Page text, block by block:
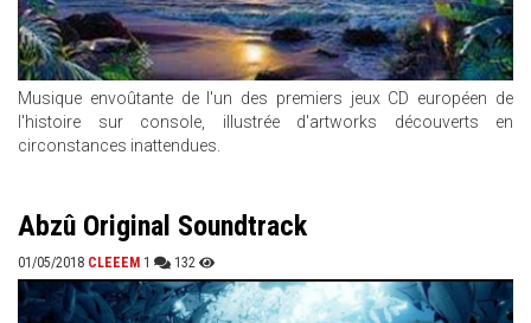
Musique envoûtante de l'un des premiers jeux CD européen de
l'histoire sur console, illustrée d'artworks découverts en
circonstances inattendues.
Abzû Original Soundtrack
01/05/2018 CLEEEM 1 132